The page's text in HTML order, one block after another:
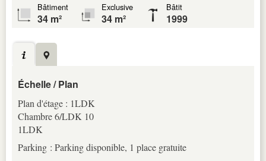
Bâtiment
34 m²
Exclusive
34 m²
Bâtit
1999
Échelle / Plan
Plan d'étage : 1LDK
Chambre 6/LDK 10
1LDK
Parking : Parking disponible, 1 place gratuite